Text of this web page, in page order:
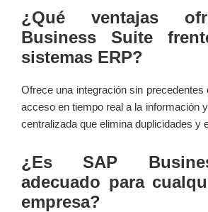
¿Qué ​ventajas
Business Suite
‍sistemas ERP?
Ofrece una integración sin precedentes
acceso en​ tiempo real a la información⁣
centralizada que elimina duplicidades y
¿Es SAP
adecuado para
empresa?